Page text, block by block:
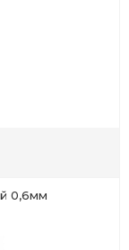
0,6мм